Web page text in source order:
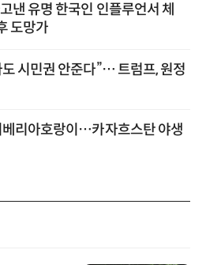
낸 유명 한국인 인플루언서 체
도망가
시민권 안준다”… 트럼프, 원정
리아호랑이…카자흐스탄 야생